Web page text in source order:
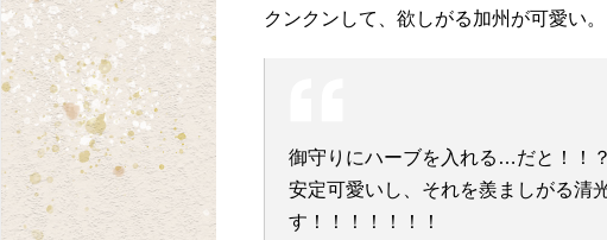
クンクンして、欲しがる加州が可愛い。
御守りにハーブを入れる…だと！！？
安定可愛いし、それを羨ましがる清
す！！！！！！！